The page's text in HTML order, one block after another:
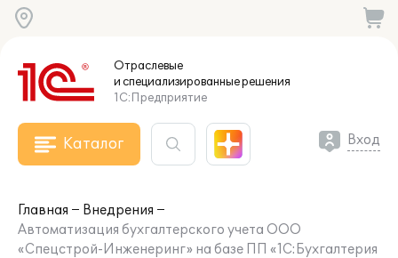
Отраслевые
и специализированныерешения
1С:Предприятие
Каталог Вход
Главная
Внедрения
Автоматизация бухгалтерского учета ООО
«Спецстрой-Инженеринг» на базе ПП «1С:Бухгалтерия